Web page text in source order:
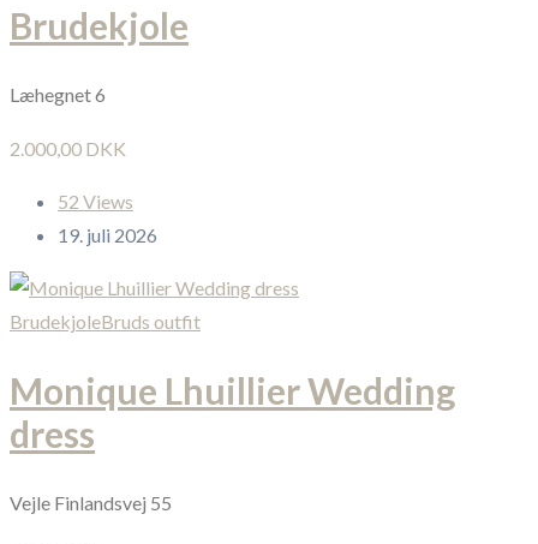
Brudekjole
Læhegnet 6
2.000,00 DKK
52 Views
19. juli 2026
BrudekjoleBruds outfit
Monique Lhuillier Wedding
dress
Vejle Finlandsvej 55